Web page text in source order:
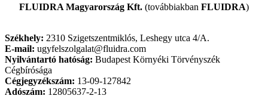
FLUIDRA Magyarország Kft. (továbbiakban FLUIDRA)
Székhely: 2310 Szigetszentmiklós, Leshegy utca 4/A.
E-mail: ugyfelszolgalat@fluidra.com
Nyilvántartó hatóság: Budapest Környéki Törvényszék
Cégbírósága
Cégjegyzékszám: 13-09-127842
Adószám: 12805637-2-13